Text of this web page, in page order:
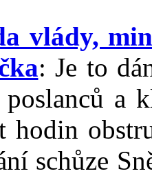
vlády,
: Je to
poslanců a
hodin
schůze